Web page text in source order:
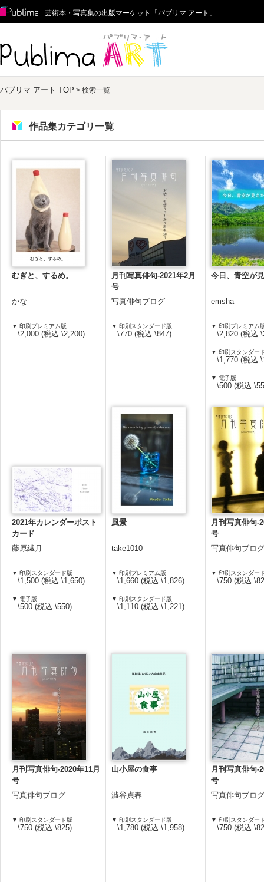
Publima
芸術本・写真集の出版マーケット「パブリマ アート」
パブリマ アート TOP > 検索一覧
作品集カテゴリ一覧
むぎと、するめ。
かな
▼ 印刷プレミアム版
\2,000 (税込 \2,200)
月刊写真俳句-2021年2月
号
写真俳句ブログ
▼ 印刷スタンダード版
\770 (税込 \847)
今日、青空が
emsha
▼ 印刷プレミアム
\2,820 (税込
▼ 印刷スタンダー
\1,770 (税込
▼ 電子版
\500 (税込
2021年カレンダーポスト
カード
藤原繊月
▼ 印刷スタンダード版
\1,500 (税込 \1,650)
▼ 電子版
\500 (税込 \550)
風景
take1010
▼ 印刷プレミアム版
\1,660 (税込 \1,826)
▼ 印刷スタンダード版
\1,110 (税込 \1,221)
月刊写真俳句-
号
写真俳句ブログ
▼ 印刷スタンダー
\750 (税込
月刊写真俳句-2020年11月
号
写真俳句ブログ
▼ 印刷スタンダード版
\750 (税込 \825)
山小屋の食事
澁谷貞春
▼ 印刷スタンダード版
\1,780 (税込 \1,958)
月刊写真俳句-
号
写真俳句ブログ
▼ 印刷スタンダー
\750 (税込